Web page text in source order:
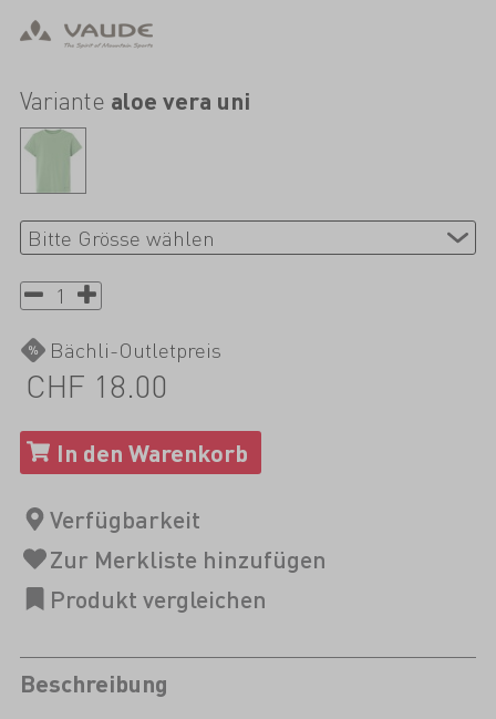
Variante aloe vera uni
Bächli-Outletpreis
CHF 18.00
Beschreibung